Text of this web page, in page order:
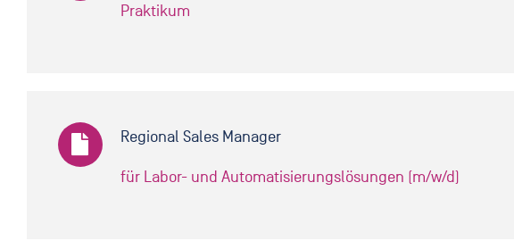
Praktikum
Regional Sales Manager
für Labor- und Automatisierungslösungen (m/w/d)